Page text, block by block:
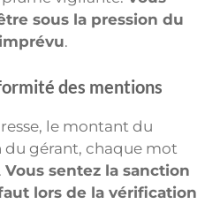
sous la pression du
.
des mentions
le montant du
gérant, chaque mot
Vous sentez la sanction
lors de la vérification